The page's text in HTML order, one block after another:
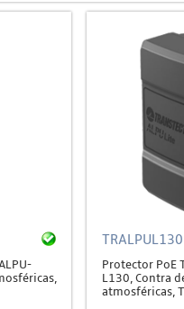
TRALPUL130
Protector PoE
L130, Contra
atmosféricas,